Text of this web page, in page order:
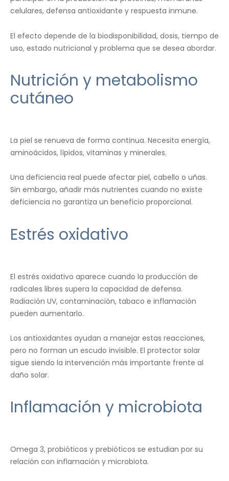
celulares, defensa antioxidante y respuesta inmune.
El efecto depende de la biodisponibilidad, dosis, tiempo de
uso, estado nutricional y problema que se desea abordar.
Nutrición y metabolismo
cutáneo
La piel se renueva de forma continua. Necesita energía,
aminoácidos, lípidos, vitaminas y minerales.
Una deficiencia real puede afectar piel, cabello o uñas.
Sin embargo, añadir más nutrientes cuando no existe
deficiencia no garantiza un beneficio proporcional.
Estrés oxidativo
El estrés oxidativo aparece cuando la producción de
radicales libres supera la capacidad de defensa.
Radiación UV, contaminación, tabaco e inflamación
pueden aumentarlo.
Los antioxidantes ayudan a manejar estas reacciones,
pero no forman un escudo invisible. El protector solar
sigue siendo la intervención más importante frente al
daño solar.
Inflamación y microbiota
Omega 3, probióticos y prebióticos se estudian por su
relación con inflamación y microbiota.